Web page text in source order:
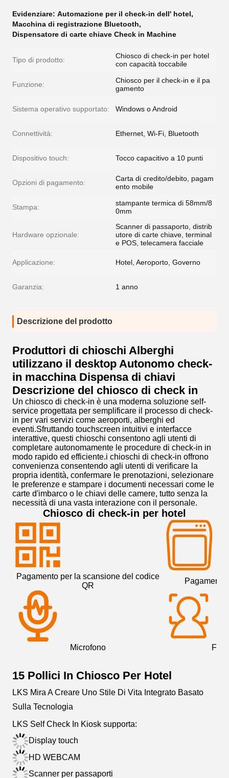
Evidenziare: Automazione per il check-in dell' hotel,
Macchina di registrazione Bluetooth,
Dispensatore di carte chiave Check in Machine
Tipo di prodotto:
Chiosco di check-in per hotel
con capacità toccabile
Funzione:
Chiosco per il check-in e il pa
gamento
Sistema operativo supportato: Windows o Android
Connettività: Ethernet, Wi-Fi, Bluetooth
Dispositivo touch: Tocco capacitivo a 10 punti
Opzioni di pagamento:
Carta di credito/debito, pagam
ento mobile
Stampa:
stampante termica di 58mm/8
0mm
Hardware opzionale:
Scanner di passaporto, distrib
utore di carte chiave, terminal
e POS, telecamera facciale
Applicazione: Hotel, Aeroporto, Governo
Garanzia: 1 anno
Descrizione del prodotto
Produttori di chioschi Alberghi
utilizzano il desktop Autonomo check-
in macchina Dispensa di chiavi
Descrizione del chiosco di check in
Un chiosco di check-in è una moderna soluzione self-
service progettata per semplificare il processo di check-
in per vari servizi come aeroporti, alberghi ed
eventi.Sfruttando touchscreen intuitivi e interfacce
interattive, questi chioschi consentono agli utenti di
completare autonomamente le procedure di check-in in
modo rapido ed efficiente.i chioschi di check-in offrono
convenienza consentendo agli utenti di verificare la
propria identità, confermare le prenotazioni, selezionare
le preferenze e stampare i documenti necessari come le
carte d'imbarco o le chiavi delle camere, tutto senza la
necessità di una vasta interazione con il personale.
Chiosco di check-in per hotel
Pagamento per la scansione del codice
QR
Pagamento
Microfono
15 Pollici In Chiosco Per Hotel
LKS Mira A Creare Uno Stile Di Vita Integrato Basato
Sulla Tecnologia
LKS Self Check In Kiosk supporta:
Display touch
HD WEBCAM
Scanner per passaporti